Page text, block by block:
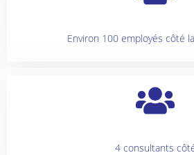
Environ 100 employés côté
4 consultants